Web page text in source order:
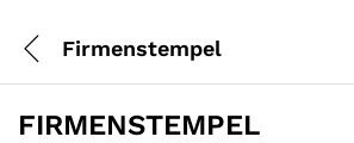
Firmenstempel
FIRMENSTEMPEL